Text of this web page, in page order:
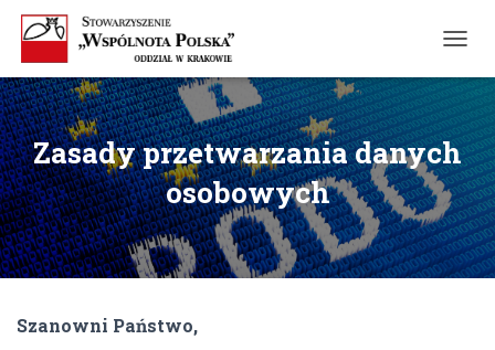
O
L
E
N
A
V
I
G
Zasady przetwarzania danych
osobowych
Szanowni Państwo,